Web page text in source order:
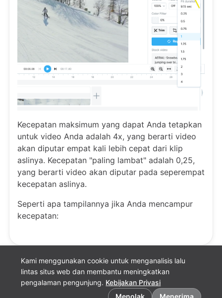
Kami menggunakan cookie untuk menganalisis lalu
lintas situs web dan membantu meningkatkan
pengalaman pengunjung. Kebijakan Privasi
Menolak
Menerima
Kecepatan maksimum yang dapat Anda tetapkan
untuk video Anda adalah 4x, yang berarti video
akan diputar empat kali lebih cepat dari klip
aslinya. Kecepatan "paling lambat" adalah 0,25,
yang berarti video akan diputar pada seperempat
kecepatan aslinya.
Seperti apa tampilannya jika Anda mencampur
kecepatan:
Preferensi cookie